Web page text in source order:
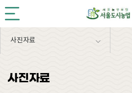
본문영역 바로가기
메인메뉴 바로가기
하단링크 바로가기
사진자료
사진자료